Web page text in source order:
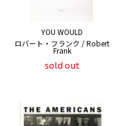
YOU WOULD
ロバート・フランク / Robert
Frank
sold out